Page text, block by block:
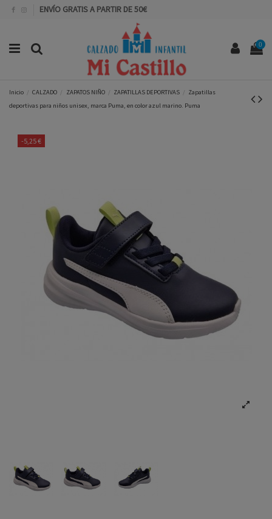
ENVÍO GRATIS A PARTIR DE 50€
0
Inicio CALZADO ZAPATOS NIÑO ZAPATILLAS DEPORTIVAS
Zapatillas
deportivas para niños unisex, marca Puma, en color azul marino. Puma
-5,25 €